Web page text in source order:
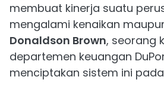
membuat kinerja suatu
mengalami kenaikan
Donaldson Brown, seorang
departemen keuangan
menciptakan sistem ini pada